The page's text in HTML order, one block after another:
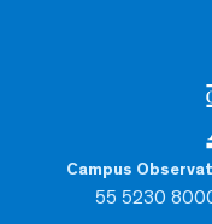
Campus
55 5230